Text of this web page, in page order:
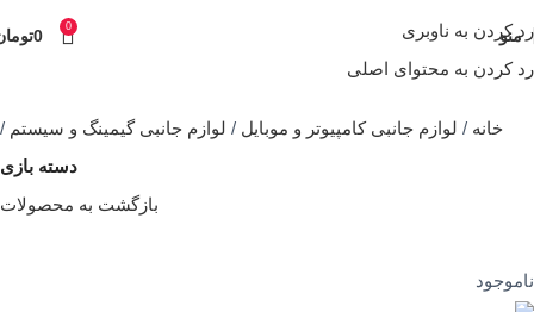
رد کردن به ناوبری
رد کردن به محتوای اصلی
منو 0
0
خانه لوازم جانبی کامپیوتر و موبایل
لوازم جانبی گیمینگ و سیستم
دسته بازی
بازگشت به محصولات
ناموجود